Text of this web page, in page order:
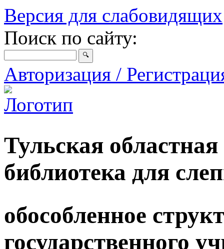
Версия для слабовидящих
Поиск по сайту:
Авторизация /
Тульская
библиотека для
обособленное
государственного